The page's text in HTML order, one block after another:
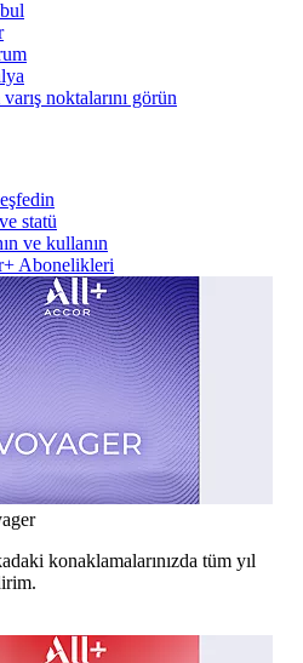
noktalarını görün
statü
ve kullanın
Abonelikleri
konaklamalarınızda tüm yıl